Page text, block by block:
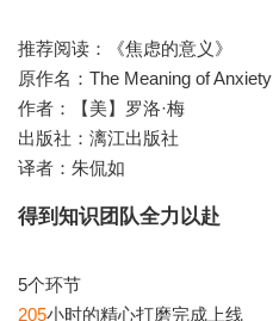
推荐阅读：《焦虑的意义》
原作名：The Meaning of Anxiety
作者：【美】罗洛·梅
出版社：漓江出版社
译者：朱侃如
得到知识团队全力以赴
205